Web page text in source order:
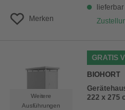
Merken
lieferbar
Weitere
Ausführungen
GRATIS
BIOHORT
222 x 275